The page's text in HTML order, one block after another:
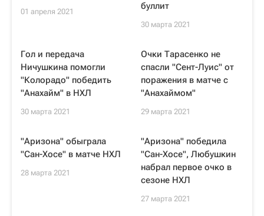
01 апреля 2021
буллит
30 марта 2021
Гол и передача
Ничушкина помогли
"Колорадо" победить
"Анахайм" в НХЛ
30 марта 2021
Очки Тарасенко не
спасли "Сент-Луис" от
поражения в матче с
"Анахаймом"
29 марта 2021
"Аризона" обыграла
"Сан-Хосе" в матче НХЛ
28 марта 2021
"Аризона" победила
"Сан-Хосе", Любушкин
набрал первое очко в
сезоне НХЛ
27 марта 2021